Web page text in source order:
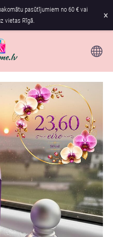
pasūtījumiem no 60 € vai
vietas Rīgā.
×